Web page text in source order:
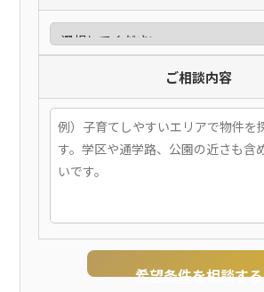
ご相談内容
希望条件を相談する